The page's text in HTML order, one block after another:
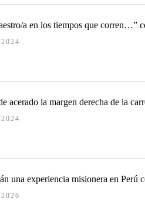
a en los tiempos que corren…”
acerado la margen derecha de la
una experiencia misionera en Perú